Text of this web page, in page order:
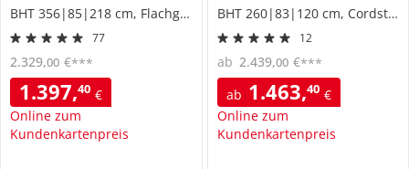
BHT 356|85|218 cm, Flachgewebe
77
1.397,40 €
Online zum
Kundenkartenpreis
2.329,00 €***
BHT 260|83|120 cm, Cordstoff
12
ab 1.463,40 €
Online zum
Kundenkartenpreis
ab 2.439,00 €***